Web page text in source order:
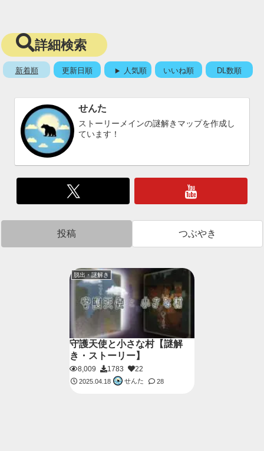
詳細検索
新着順 更新日順 人気順 いいね順 DL数順
せんた
ストーリーメインの謎解きマップを作成し
ています！
投稿 つぶやき
脱出・謎解き
守護天使と小さな村【謎解
き・ストーリー】
8,009 1783 22
2025.04.18 せんた 28